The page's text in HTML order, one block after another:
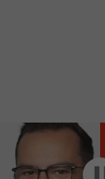
locale vous
Player